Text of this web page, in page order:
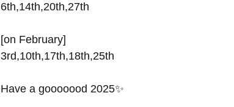
6th,14th,20th,27th
[on February]
3rd,10th,17th,18th,25th
Have a gooooood 2025✨